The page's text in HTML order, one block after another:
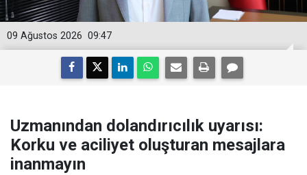
09:47
09 Ağustos 2026
Uzmanından dolandırıcılık uyarısı:
Korku ve aciliyet oluşturan mesajlara
inanmayın